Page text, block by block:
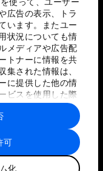
広告の表示、トラ
います。またユー
状況についても情
メディアや広告配
トナーに情報を共
集された情報は、
に提供した他の情
ビスを使用した際
合わされ、各パー
ることがありま
可
化
用規約